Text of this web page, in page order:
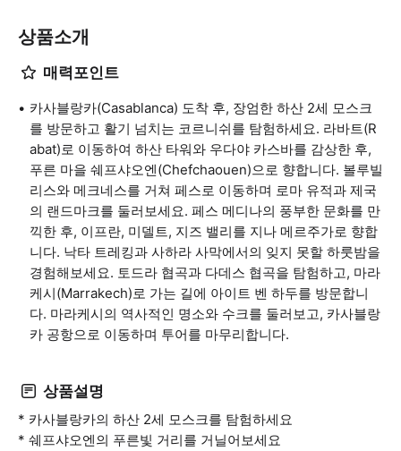
상품소개
매력포인트
카사블랑카(Casablanca) 도착 후, 장엄한 하산 2세 모스크
를 방문하고 활기 넘치는 코르니쉬를 탐험하세요. 라바트(R
abat)로 이동하여 하산 타워와 우다야 카스바를 감상한 후,
푸른 마을 쉐프샤오엔(Chefchaouen)으로 향합니다. 볼루빌
리스와 메크네스를 거쳐 페스로 이동하며 로마 유적과 제국
의 랜드마크를 둘러보세요. 페스 메디나의 풍부한 문화를 만
끽한 후, 이프란, 미델트, 지즈 밸리를 지나 메르주가로 향합
니다. 낙타 트레킹과 사하라 사막에서의 잊지 못할 하룻밤을
경험해보세요. 토드라 협곡과 다데스 협곡을 탐험하고, 마라
케시(Marrakech)로 가는 길에 아이트 벤 하두를 방문합니
다. 마라케시의 역사적인 명소와 수크를 둘러보고, 카사블랑
카 공항으로 이동하며 투어를 마무리합니다.
상품설명
* 카사블랑카의 하산 2세 모스크를 탐험하세요
* 쉐프샤오엔의 푸른빛 거리를 거닐어보세요